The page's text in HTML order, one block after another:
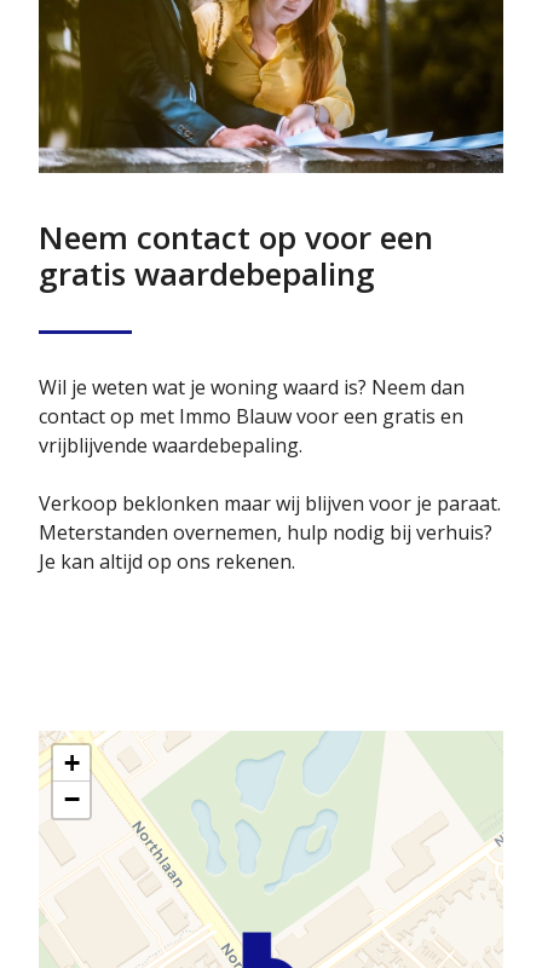
Neem contact op voor een
gratis waardebepaling
Wil je weten wat je woning waard is? Neem dan
contact op met Immo Blauw voor een gratis en
vrijblijvende waardebepaling.
Verkoop beklonken maar wij blijven voor je paraat.
Meterstanden overnemen, hulp nodig bij verhuis?
Je kan altijd op ons rekenen.
+
−